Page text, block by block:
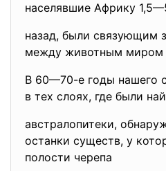
населявшие Африку
назад, были связующим
между животным
В 60—70-е годы нашего
в тех слоях, где были
австралопитеки,
останки существ, у
полости черепа